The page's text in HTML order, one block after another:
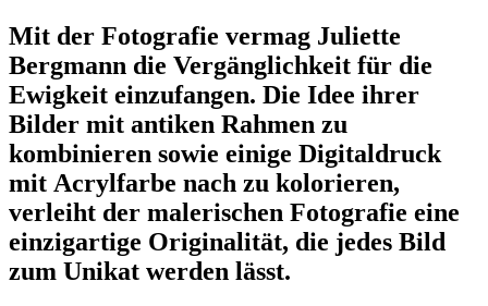
Mit der Fotografie vermag Juliette
Bergmann die Vergänglichkeit für die
Ewigkeit einzufangen. Die Idee ihrer
Bilder mit antiken Rahmen zu
kombinieren sowie einige Digitaldruck
mit Acrylfarbe nach zu kolorieren,
verleiht der malerischen Fotografie eine
einzigartige Originalität, die jedes Bild
zum Unikat werden lässt.